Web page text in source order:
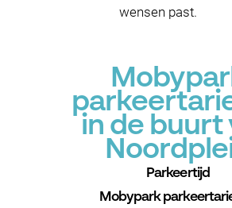
wensen past.
in de buurt
Parkeertijd
Mobypark